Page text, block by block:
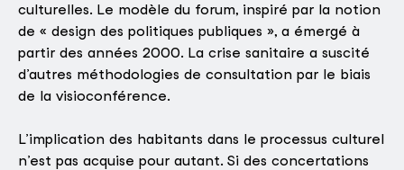
culturelles. Le modèle du forum, inspiré par la notion
de « design des politiques publiques », a émergé à
partir des années 2000. La crise sanitaire a suscité
d’autres méthodologies de consultation par le biais
de la visioconférence.
L’implication des habitants dans le processus culturel
n’est pas acquise pour autant. Si des concertations